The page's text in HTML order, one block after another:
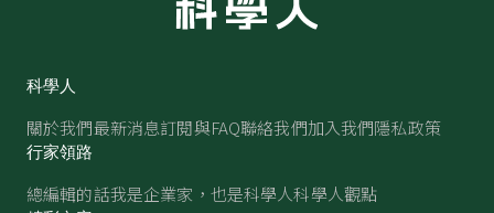
科學人
關於我們最新消息訂閱與FAQ聯絡我們加入我們隱私政策
行家領路
總編輯的話我是企業家，也是科學人科學人觀點